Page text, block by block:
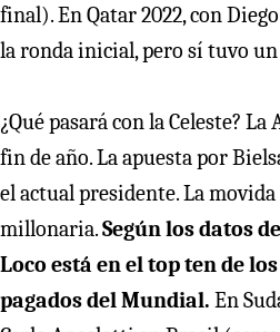
final). En Qatar 2022, con
la ronda inicial, pero sí tuvo
¿Qué pasará con la Celeste?
fin de año. La apuesta por
el actual presidente. La
millonaria.Según los datos
Loco está en el top ten de
pagados del Mundial. En